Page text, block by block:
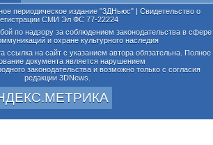
периодическое издание "3ДНьюс" | Свидетельство о
СМИ Эл ФС 77-22224
по надзору за соблюдением законодательства в сфере
и охране культурного наследия
ссылка на сайт с указанием автора обязательна. Полное
документа является нарушением
законодательства и возможно только с согласия
редакции 3DNews.